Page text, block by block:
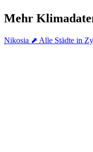
Mehr
Nikosia ⬈ Alle Städte in